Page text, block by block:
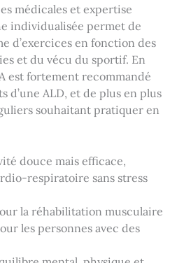
médicales et expertise
individualisée permet de
d’exercices en fonction des
et du vécu du sportif. En
est fortement recommandé
d’une ALD, et de plus en plus
souhaitant pratiquer en
douce mais efficace,
respiratoire sans stress
la réhabilitation musculaire
les personnes avec des